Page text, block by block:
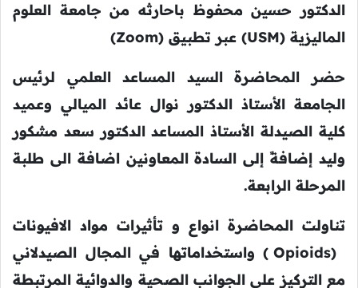
الدكتور حسين محفوظ باحارثه من جامعة العلوم
الماليزية (USM) عبر تطبيق (Zoom)
حضر المحاضرة السيد المساعد العلمي لرئيس
الجامعة الأستاذ الدكتور نوال عائد الميالي وعميد
كلية الصيدلة الأستاذ المساعد الدكتور سعد مشكور
وليد إضافةً إلى السادة المعاونين اضافة الى طلبة
المرحلة الرابعة.
تناولت المحاضرة انواع و تأثيرات مواد الافيونات
(Opioids ) واستخداماتها في المجال الصيدلاني
مع التركيز على الجوانب الصحية والدوائية المرتبطة